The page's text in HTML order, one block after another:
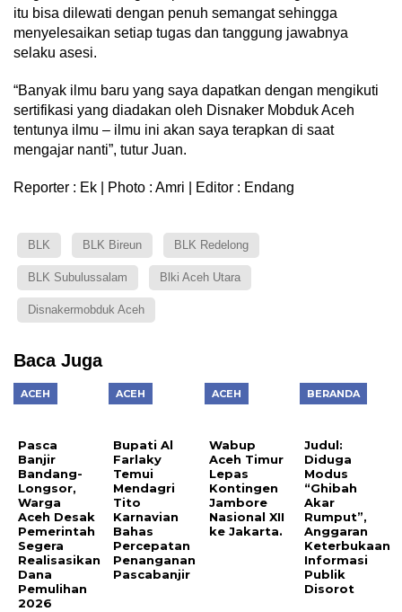
itu bisa dilewati dengan penuh semangat sehingga
menyelesaikan setiap tugas dan tanggung jawabnya
selaku asesi.
“Banyak ilmu baru yang saya dapatkan dengan mengikuti
sertifikasi yang diadakan oleh Disnaker Mobduk Aceh
tentunya ilmu – ilmu ini akan saya terapkan di saat
mengajar nanti”, tutur Juan.
Reporter : Ek | Photo : Amri | Editor : Endang
BLK BLK Bireun BLK Redelong
BLK Subulussalam Blki Aceh Utara
Disnakermobduk Aceh
Baca Juga
ACEH
Pasca
Banjir
Bandang-
Longsor,
Warga
Aceh Desak
Pemerintah
Segera
Realisasikan
Dana
Pemulihan
2026
ACEH
Bupati Al
Farlaky
Temui
Mendagri
Tito
Karnavian
Bahas
Percepatan
Penanganan
Pascabanjir
ACEH
Wabup
Aceh Timur
Lepas
Kontingen
Jambore
Nasional XII
ke Jakarta.
BERANDA
Judul:
Diduga
Modus
“Ghibah
Akar
Rumput”,
Anggaran
Keterbukaan
Informasi
Publik
Disorot